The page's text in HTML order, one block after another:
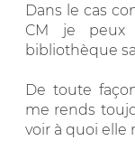
Dans le cas
CM je
bibliothèque
De toute
me rends
voir à quoi elle